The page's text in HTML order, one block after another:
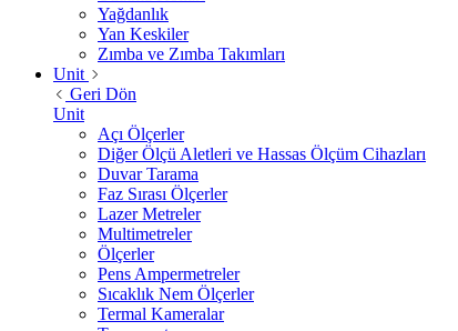
Yağdanlık
Yan Keskiler
Zımba ve Zımba Takımları
Unit
Geri Dön
Unit
Açı Ölçerler
Diğer Ölçü Aletleri ve Hassas Ölçüm Cihazları
Duvar Tarama
Faz Sırası Ölçerler
Lazer Metreler
Multimetreler
Ölçerler
Pens Ampermetreler
Sıcaklık Nem Ölçerler
Termal Kameralar